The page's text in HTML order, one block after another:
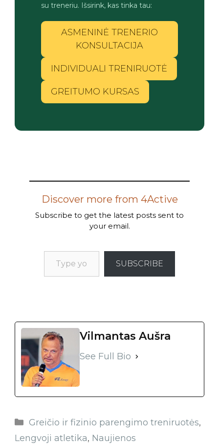
su treneriu. Išsirink, kas tinka tau:
ASMENINĖ TRENERIO
KONSULTACIJA
INDIVIDUALI TRENIRUOTĖ
GREITUMO KURSAS
Discover more from 4Active
Subscribe to get the latest posts sent to
your email.
SUBSCRIBE
Vilmantas Aušra
See Full Bio
Greičio ir fizinio parengimo treniruotės,
Lengvoji atletika, Naujienos